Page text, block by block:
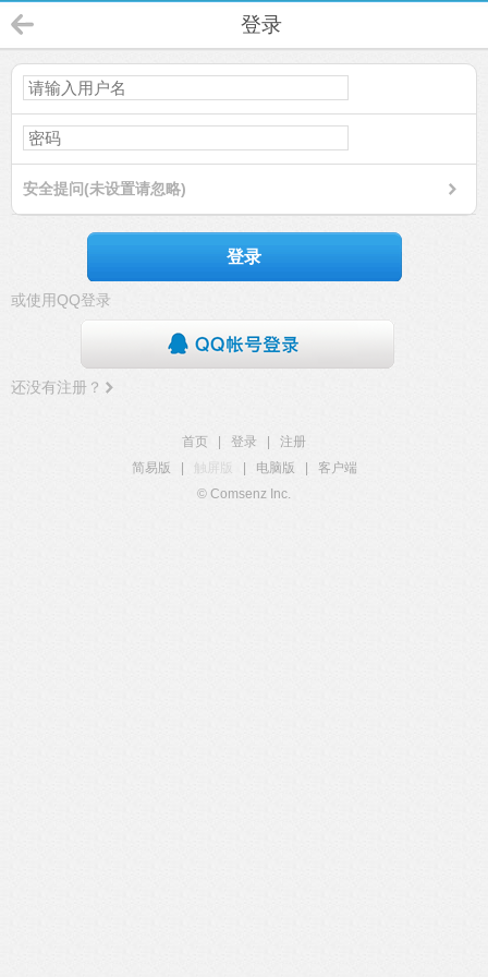
登录
安全提问(未设置请忽略)
登录
或使用QQ登录
还没有注册？
首页 登录
注册
简易版
触屏版 电脑版
客户端
© Comsenz Inc.